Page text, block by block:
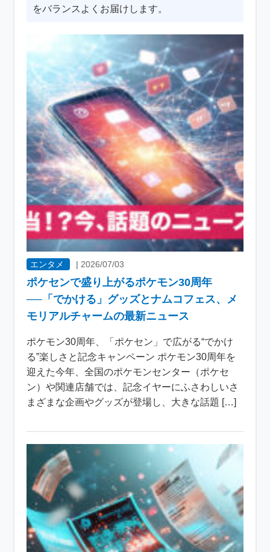
をバランスよくお届けします。
エンタメ | 2026/07/03
ポケセンで盛り上がるポケモン30周年
──「でかける」グッズとナムコフェス、メ
モリアルチャームの最新ニュース
ポケモン30周年、「ポケセン」で広がる“でかけ
る”楽しさと記念キャンペーン ポケモン30周年を
迎えた今年、全国のポケモンセンター（ポケセ
ン）や関連店舗では、記念イヤーにふさわしいさ
まざまな企画やグッズが登場し、大きな話題 […]